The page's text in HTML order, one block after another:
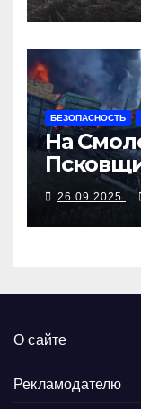
БЕЗОПАСНОСТЬ
На
26.09.2025
О сайте
Рекламодателю